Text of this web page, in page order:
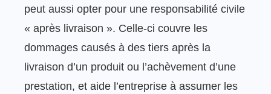
peut aussi opter pour une responsabilité civile
« après livraison ». Celle-ci couvre les
dommages causés à des tiers après la
livraison d’un produit ou l’achèvement d’une
prestation, et aide l’entreprise à assumer les